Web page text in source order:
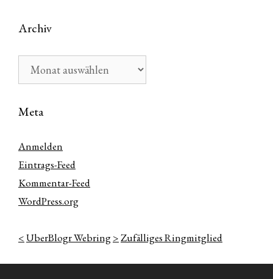
Archiv
Meta
Anmelden
Eintrags-Feed
Kommentar-Feed
WordPress.org
<UberBlogr Webring>Zufälliges Ringmitglied